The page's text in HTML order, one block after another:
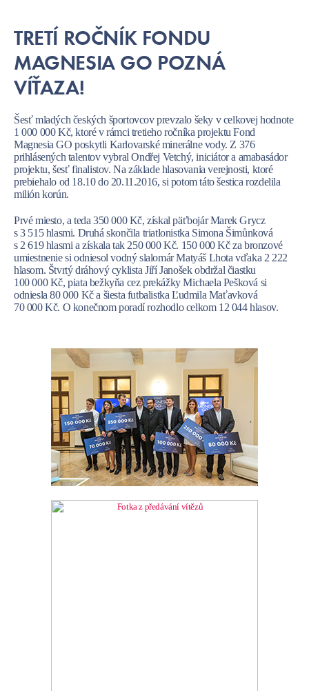
TRETÍ ROČNÍK FONDU
MAGNESIA GO POZNÁ
VÍŤAZA!
Šesť mladých českých športovcov prevzalo šeky v celkovej hodnote
1 000 000 Kč, ktoré v rámci tretieho ročníka projektu Fond
Magnesia GO poskytli Karlovarské minerálne vody. Z 376
prihlásených talentov vybral Ondřej Vetchý, iniciátor a amabasádor
projektu, šesť finalistov. Na základe hlasovania verejnosti, ktoré
prebiehalo od 18.10 do 20.11.2016, si potom táto šestica rozdelila
milión korún.
Prvé miesto, a teda 350 000 Kč, získal päťbojár Marek Grycz
s 3 515 hlasmi. Druhá skončila triatlonistka Simona Šimůnková
s 2 619 hlasmi a získala tak 250 000 Kč. 150 000 Kč za bronzové
umiestnenie si odniesol vodný slalomár Matyáš Lhota vďaka 2 222
hlasom. Štvrtý dráhový cyklista Jiří Janošek obdržal čiastku
100 000 Kč, piata bežkyňa cez prekážky Michaela Pešková si
odniesla 80 000 Kč a šiesta futbalistka Ľudmila Maťavková
70 000 Kč. O konečnom poradí rozhodlo celkom 12 044 hlasov.